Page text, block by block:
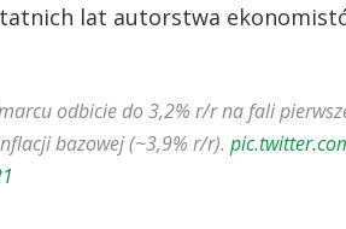
lat autorstwa
odbicie do 3,2% r/r na fali
bazowej (~3,9% r/r).